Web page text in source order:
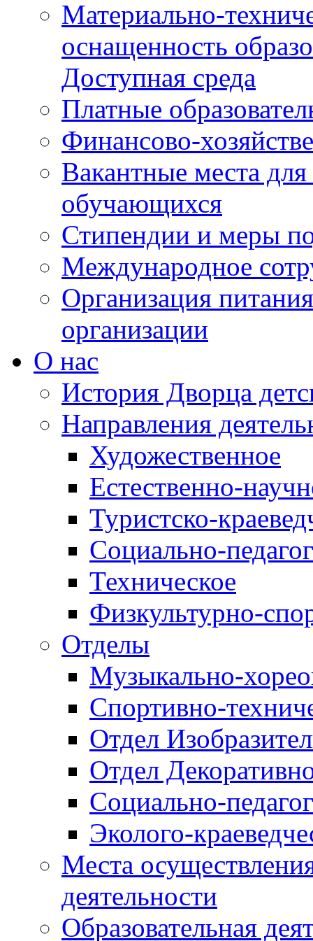
Материально-
оснащенность
Доступная среда
Платные
Финансово-
Вакантные места
обучающихся
Стипендии и меры
Международное
Организация
организации
О нас
История Дворца
Направления
Художественное
Естественно-
Туристско-
Социально-
Техническое
Физкультурно-
Отделы
Музыкально-
Спортивно-
Отдел
Отдел
Социально-
Эколого-
Места
деятельности
Образовательная